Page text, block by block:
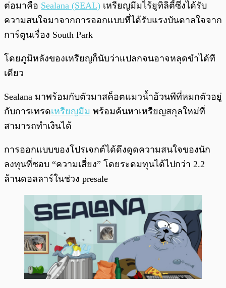
ต่อมาคือ Sealana (SEAL) เหรียญมีมไร้ยูทิลิตี้ซึ่งได้รับ
ความสนใจมาจากการออกแบบที่ได้รับแรงบันดาลใจจาก
การ์ตูนเรื่อง South Park
โดยภูมิหลังของเหรียญก็นับว่าแปลกจนอาจหลุดขำได้ที
เดียว
Sealana มาพร้อมกับตัวมาสค็อตแมวน้ำอ้วนพีที่หมกตัวอยู่
กับการเทรดเหรียญมีม พร้อมค้นหาเหรียญสกุลใหม่ที่
สามารถทำเงินได้
การออกแบบของโปรเจกต์ได้ดึงดูดความสนใจของนัก
ลงทุนที่ชอบ “ความเสี่ยง” โดยระดมทุนได้ไปกว่า 2.2
ล้านดอลลาร์ในช่วง presale